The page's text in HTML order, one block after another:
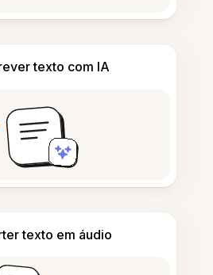
texto com IA
texto em áudio